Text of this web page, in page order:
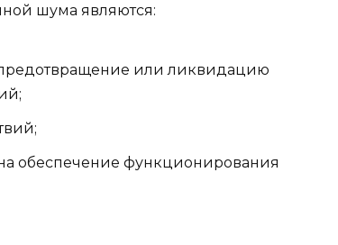
шума являются:
или ликвидацию
обеспечение функционирования